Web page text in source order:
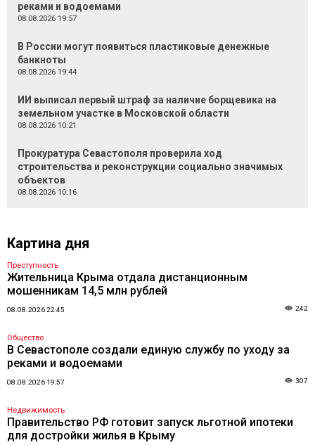
реками и водоемами
08.08.2026 19:57
В России могут появиться пластиковые денежные
банкноты
08.08.2026 19:44
ИИ выписал первый штраф за наличие борщевика на
земельном участке в Московской области
08.08.2026 10:21
Прокуратура Севастополя проверила ход
строительства и реконструкции социально значимых
объектов
08.08.2026 10:16
Картина дня
Преступность
Жительница Крыма отдала дистанционным
мошенникам 14,5 млн рублей
08.08.2026 22:45 242
Общество
В Севастополе создали единую службу по уходу за
реками и водоемами
08.08.2026 19:57 307
Недвижимость
Правительство РФ готовит запуск льготной ипотеки
для достройки жилья в Крыму